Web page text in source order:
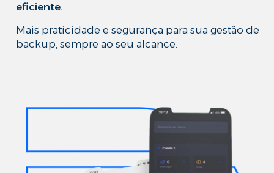
eficiente.
Mais praticidade e segurança para sua gestão de
backup, sempre ao seu alcance.